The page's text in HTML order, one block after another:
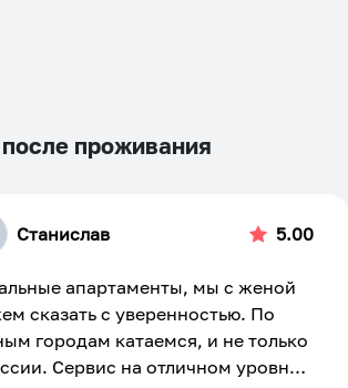
проживания
Станислав 5.00
апартаменты, мы с женой
сказать с уверенностью. По
городам катаемся, и не только
Сервис на отличном уровне.